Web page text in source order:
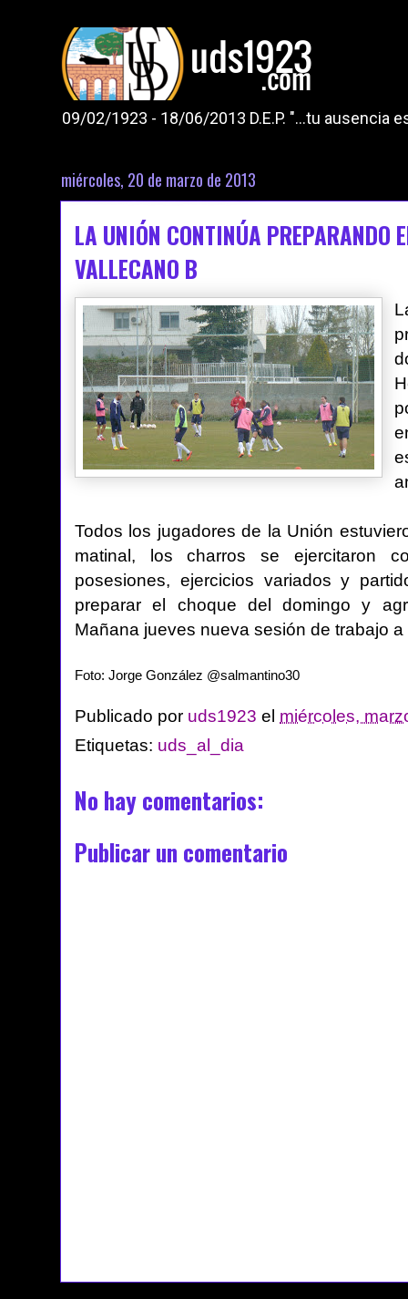
09/02/1923 - 18/06/2013 D.E.P. "...tu ausencia
miércoles, 20 de marzo de 2013
LA UNIÓN CONTINÚA PREPARANDO
VALLECANO B
Todos los jugadores de la Unión
matinal, los charros se ejercitaron
posesiones, ejercicios variados y
preparar el choque del domingo y
Mañana jueves nueva sesión de trabajo
Foto: Jorge González @salmantino30
Publicado por uds1923 el miércoles,
Etiquetas: uds_al_dia
No hay comentarios:
Publicar un comentario